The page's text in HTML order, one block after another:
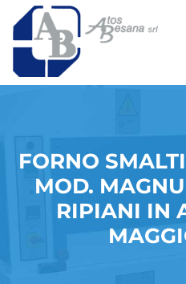
FORNO
MOD.
RIPIANI IN